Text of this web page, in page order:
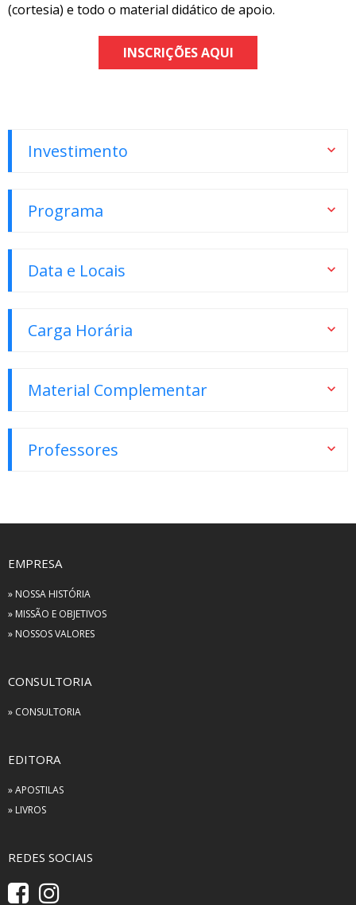
(cortesia) e todo o material didático de apoio.
INSCRIÇÕES AQUI
Investimento
Programa
Data e Locais
Carga Horária
Material Complementar
Professores
EMPRESA
» NOSSA HISTÓRIA
» MISSÃO E OBJETIVOS
» NOSSOS VALORES
CONSULTORIA
» CONSULTORIA
EDITORA
» APOSTILAS
» LIVROS
REDES SOCIAIS